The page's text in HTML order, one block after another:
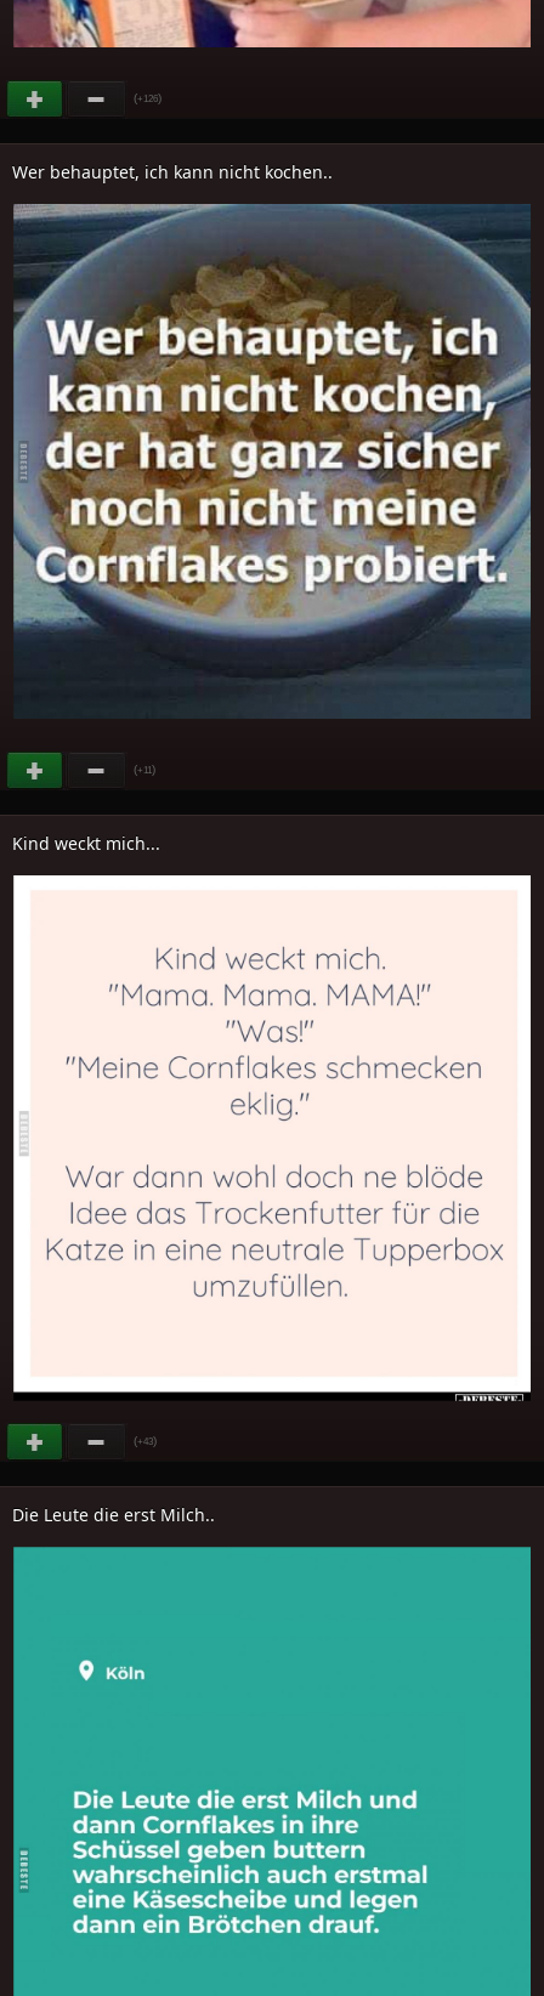
(+126)
Wer behauptet, ich kann nicht kochen..
(+11)
Kind weckt mich...
(+43)
Die Leute die erst Milch..